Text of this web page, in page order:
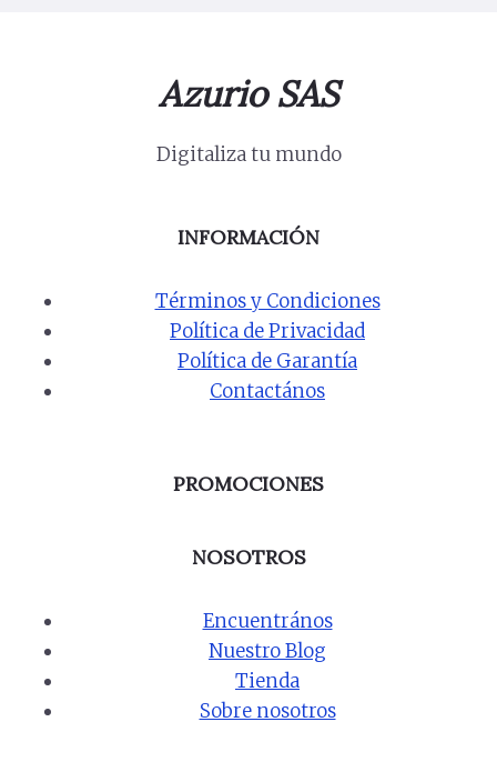
Azurio SAS
Digitaliza tu mundo
INFORMACIÓN
Términos y Condiciones
Política de Privacidad
Política de Garantía
Contactános
PROMOCIONES
NOSOTROS
Encuentrános
Nuestro Blog
Tienda
Sobre nosotros